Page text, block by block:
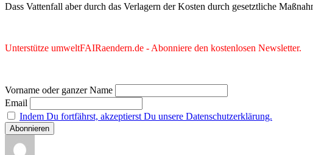
Dass Vattenfall aber durch das Verlagern der Kosten durch gesetztliche
Unterstütze umweltFAIRaendern.de - Abonniere den kostenlosen Newsletter.
Vorname oder ganzer Name
Email
Indem Du fortfährst, akzeptierst Du unsere Datenschutzerklärung.